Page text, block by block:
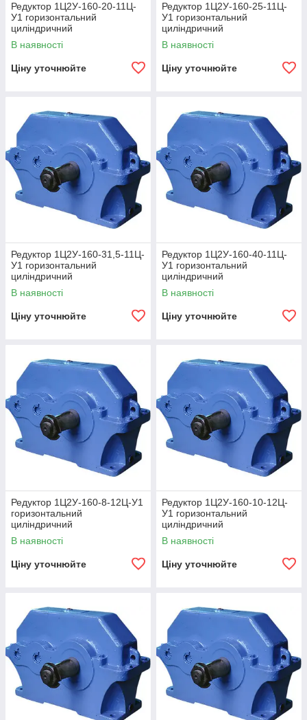
Редуктор 1Ц2У-160-20-11Ц-
У1 горизонтальний
циліндричний
двоступінчастий
В наявності
Ціну уточнюйте
Редуктор 1Ц2У-160-25-11Ц-
У1 горизонтальний
циліндричний
двоступінчастий
В наявності
Ціну уточнюйте
Редуктор 1Ц2У-160-31,5-11Ц-
У1 горизонтальний
циліндричний
двоступінчастий
В наявності
Ціну уточнюйте
Редуктор 1Ц2У-160-40-11Ц-
У1 горизонтальний
циліндричний
двоступінчастий
В наявності
Ціну уточнюйте
Редуктор 1Ц2У-160-8-12Ц-У1
горизонтальний
циліндричний
двоступінчастий
В наявності
Ціну уточнюйте
Редуктор 1Ц2У-160-10-12Ц-
У1 горизонтальний
циліндричний
двоступінчастий
В наявності
Ціну уточнюйте